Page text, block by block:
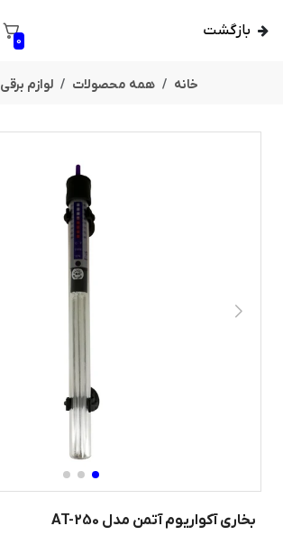
بازگشت
0
خانه همه محصولات لوازم برقی
بخاری آکواریوم آتمن مدل AT-250